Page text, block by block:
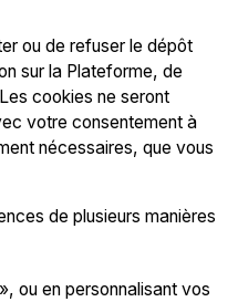
ou de refuser le dépôt
sur la Plateforme, de
cookies ne seront
votre consentement à
nécessaires, que vous
de plusieurs manières
ou en personnalisant vos